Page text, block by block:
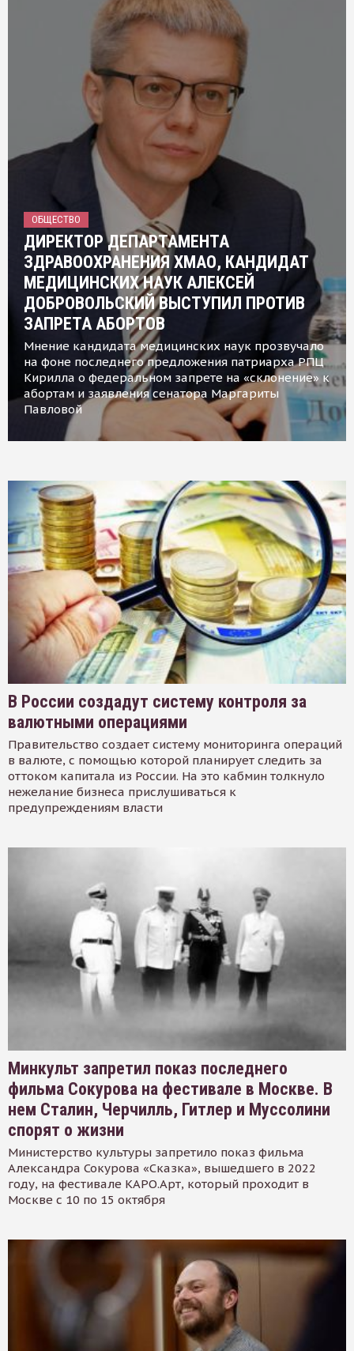
ОБЩЕСТВО
ДИРЕКТОР ДЕПАРТАМЕНТА
ЗДРАВООХРАНЕНИЯ ХМАО, КАНДИДАТ
МЕДИЦИНСКИХ НАУК АЛЕКСЕЙ
ДОБРОВОЛЬСКИЙ ВЫСТУПИЛ ПРОТИВ
ЗАПРЕТА АБОРТОВ
Мнение кандидата медицинских наук прозвучало
на фоне последнего предложения патриарха РПЦ
Кирилла о федеральном запрете на «склонение» к
абортам и заявления сенатора Маргариты
Павловой
В России создадут систему контроля за
валютными операциями
Правительство создает систему мониторинга операций
в валюте, с помощью которой планирует следить за
оттоком капитала из России. На это кабмин толкнуло
нежелание бизнеса прислушиваться к
предупреждениям власти
Минкульт запретил показ последнего
фильма Сокурова на фестивале в Москве. В
нем Сталин, Черчилль, Гитлер и Муссолини
спорят о жизни
Министерство культуры запретило показ фильма
Александра Сокурова «Сказка», вышедшего в 2022
году, на фестивале КАРО.Арт, который проходит в
Москве с 10 по 15 октября